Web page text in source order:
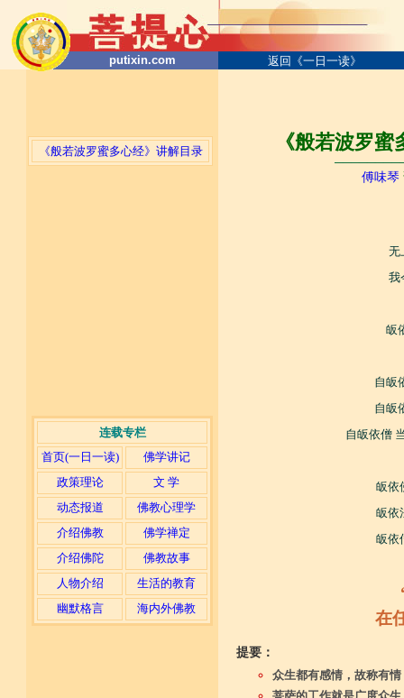
putixin.com 返回《一日一读》
《般若波罗蜜多心经》讲解目录
连载专栏
首页(一日一读)
佛学讲记
政策理论
文 学
动态报道
佛教心理学
介绍佛教
佛学禅定
介绍佛陀
佛教故事
人物介绍
生活的教育
幽默格言
海内外佛教
《般若波罗
傅味琴
无
我
皈
自皈
自皈
自皈依僧
皈依
皈依
皈依
在
提要：
众生都有感情，故称有